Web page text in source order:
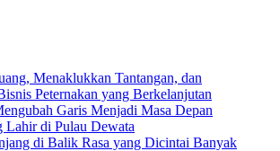
Menaklukkan Tantangan, dan
Peternakan yang Berkelanjutan
Garis Menjadi Masa Depan
Lahir di Pulau Dewata
di Balik Rasa yang Dicintai Banyak